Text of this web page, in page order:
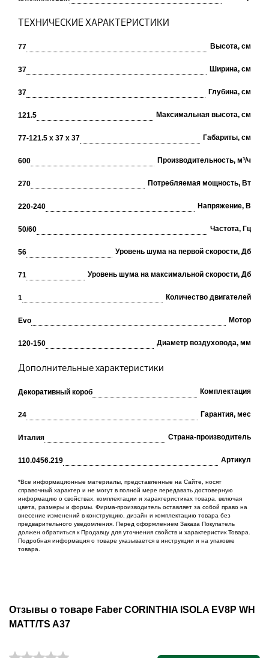
ТЕХНИЧЕСКИЕ ХАРАКТЕРИСТИКИ
77 Высота, см
37 Ширина, см
37 Глубина, см
121.5 Максимальная высота, см
77-121.5 х 37 х 37 Габариты, см
600 Производительность, м³/ч
270 Потребляемая мощность, Вт
220-240 Напряжение, В
50/60 Частота, Гц
56 Уровень шума на первой скорости, Дб
71 Уровень шума на максимальной скорости, Дб
1 Количество двигателей
Evo Мотор
120-150 Диаметр воздуховода, мм
Дополнительные характеристики
Декоративный короб Комплектация
24 Гарантия, мес
Италия Cтрана-производитель
110.0456.219 Артикул
*Все информационные материалы, представленные на Сайте, носят
справочный характер и не могут в полной мере передавать достоверную
информацию о свойствах, комплектации и характеристиках товара, включая
цвета, размеры и формы. Фирма-производитель оставляет за собой право на
внесение изменений в конструкцию, дизайн и комплектацию товара без
предварительного уведомления. Перед оформлением Заказа Покупатель
должен обратиться к Продавцу для уточнения свойств и характеристик Товара.
Подробная информация о товаре указывается в инструкции и на упаковке
товара.
Отзывы о товаре Faber CORINTHIA ISOLA EV8P WH
MATT/TS A37